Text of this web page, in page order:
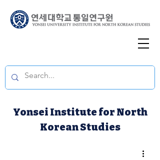
Yonsei Institute for North
Korean Studies